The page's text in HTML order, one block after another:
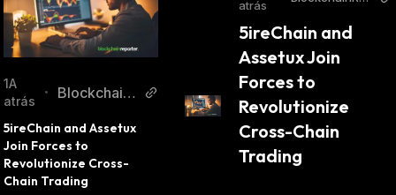
1A
atrás
•
Blockchain
5ireChain and Assetux
Join Forces to
Revolutionize Cross-
Chain Trading
atrás
5ireChain and
Assetux Join
Forces to
Revolutionize
Cross-Chain
Trading